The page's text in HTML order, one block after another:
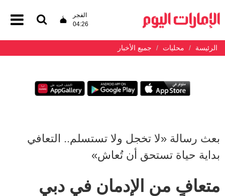
الفجر
04:26
الرئيسة محليات جميع الأخبار
بعث رسالة «لا تخجل ولا تستسلم.. التعافي
بداية حياة تستحق أن تُعاش»
متعافٍ من الإدمان في دبي